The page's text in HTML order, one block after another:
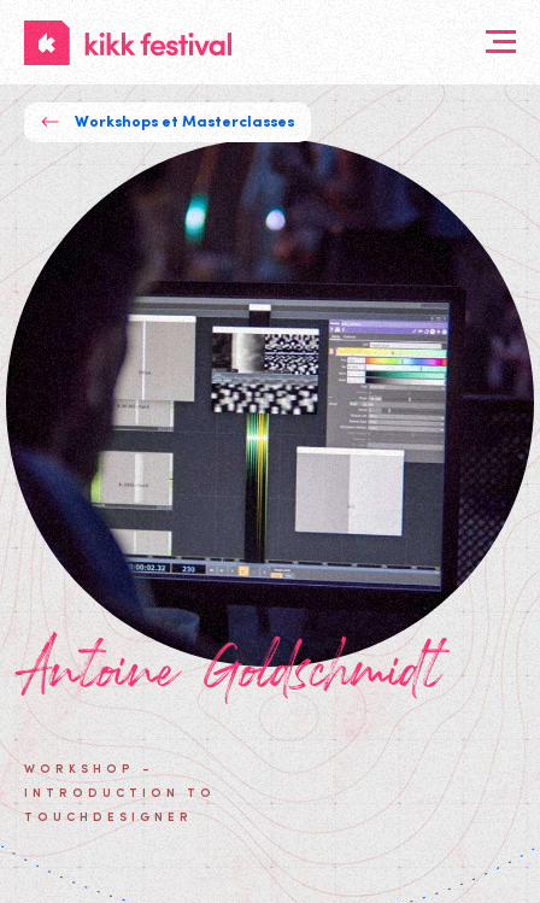
KIKK
Festival
Workshops et Masterclasses
Antoine Goldschmidt
WORKSHOP -
INTRODUCTION TO
TOUCHDESIGNER